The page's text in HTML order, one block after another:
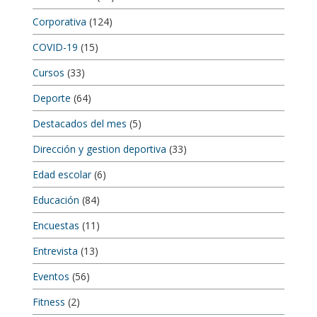
Corporativa (124)
COVID-19 (15)
Cursos (33)
Deporte (64)
Destacados del mes (5)
Dirección y gestion deportiva (33)
Edad escolar(6)
Educación (84)
Encuestas (11)
Entrevista (13)
Eventos (56)
Fitness (2)